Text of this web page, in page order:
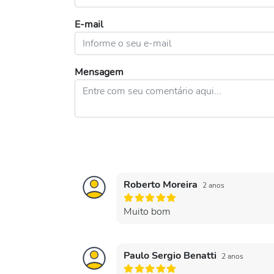
E-mail
Mensagem
Roberto Moreira 2 anos
Muito bom
Paulo Sergio Benatti 2 anos